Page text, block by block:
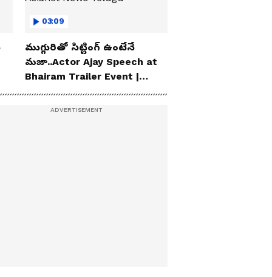
03:09
ముగ్గురితో సిట్టింగ్ ఉంటేనే
మజా..Actor Ajay Speech at
Bhairam Trailer Event |
Asianet News Telugu